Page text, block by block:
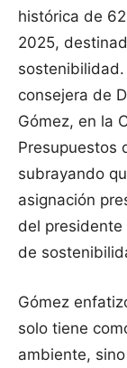
histórica de
2025,
consejera de
Gómez, en la
Presupuestos
subrayando
asignación
del presidente
de
Gómez
solo tiene
ambiente,